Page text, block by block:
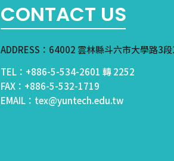
CONTACT US
ADDRESS：64002 雲林縣斗六市大學路3
TEL：+886-5-534-2601 轉 2252
FAX：+886-5-532-1719
EMAIL：tex@yuntech.edu.tw